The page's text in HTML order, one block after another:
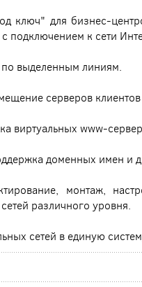
ключ" для бизнес-
подключением к сети
выделенным линиям.
серверов
виртуальных www-
доменных имен и
монтаж,
различного уровня.
сетей в единую